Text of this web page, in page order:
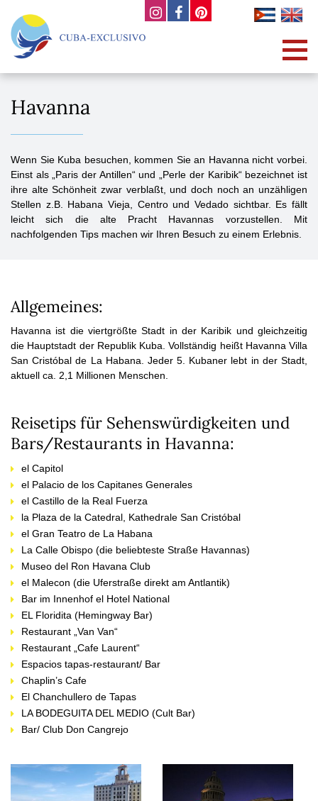
Havanna
Wenn Sie Kuba besuchen, kommen Sie an Havanna nicht vorbei.
Einst als „Paris der Antillen“ und „Perle der Karibik“ bezeichnet ist
ihre alte Schönheit zwar verblaßt, und doch noch an unzähligen
Stellen z.B. Habana Vieja, Centro und Vedado sichtbar. Es fällt
leicht sich die alte Pracht Havannas vorzustellen. Mit
nachfolgenden Tips machen wir Ihren Besuch zu einem Erlebnis.
Allgemeines:
Havanna ist die viertgrößte Stadt in der Karibik und gleichzeitig
die Hauptstadt der Republik Kuba. Vollständig heißt Havanna Villa
San Cristóbal de La Habana. Jeder 5. Kubaner lebt in der Stadt,
aktuell ca. 2,1 Millionen Menschen.
Reisetips für Sehenswürdigkeiten und
Bars/Restaurants in Havanna:
el Capitol
el Palacio de los Capitanes Generales
el Castillo de la Real Fuerza
la Plaza de la Catedral, Kathedrale San Cristóbal
el Gran Teatro de La Habana
La Calle Obispo (die beliebteste Straße Havannas)
Museo del Ron Havana Club
el Malecon (die Uferstraße direkt am Antlantik)
Bar im Innenhof el Hotel National
EL Floridita (Hemingway Bar)
Restaurant „Van Van“
Restaurant „Cafe Laurent“
Espacios tapas-restaurant/ Bar
Chaplin’s Cafe
El Chanchullero de Tapas
LA BODEGUITA DEL MEDIO (Cult Bar)
Bar/ Club Don Cangrejo